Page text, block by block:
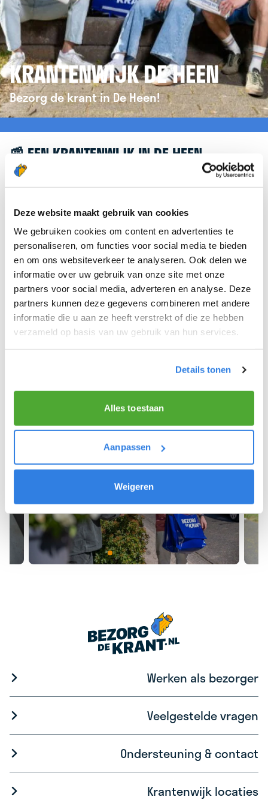
Deze website maakt gebruik van cookies
We gebruiken cookies om content en advertenties te
personaliseren, om functies voor social media te bieden
en om ons websiteverkeer te analyseren. Ook delen we
informatie over uw gebruik van onze site met onze
partners voor social media, adverteren en analyse. Deze
partners kunnen deze gegevens combineren met andere
informatie die u aan ze heeft verstrekt of die ze hebben
verzameld op basis van uw gebruik van hun services.
Details tonen
Alles toestaan
Aanpassen
Weigeren
KRANTENWIJK DE HEEN
Bezorg de krant in De Heen!
📰 EEN KRANTENWIJK IN DE HEEN
Leuk dat je geïnteresseerd bent in een
verwijzen we je graag door naar de website van
krantenbezorgen.nl . Daar kun je je eenvoudig
aanmelden om de krant te bezorgen in De Heen.
We hopen dat je snel aan de slag kunt en wensen
je veel succes! 🚴‍♂️💨
Meld je aan als krantenbezorger!
Werken als bezorger
Veelgestelde vragen
Ondersteuning & contact
Krantenwijk locaties